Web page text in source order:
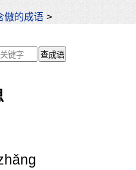
傲的成语 >